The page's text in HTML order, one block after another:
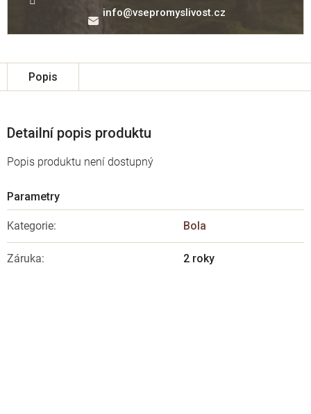
info@vsepromyslivost.cz
Popis
Detailní popis produktu
Popis produktu není dostupný
Kategorie: Bola
Záruka: 2 roky